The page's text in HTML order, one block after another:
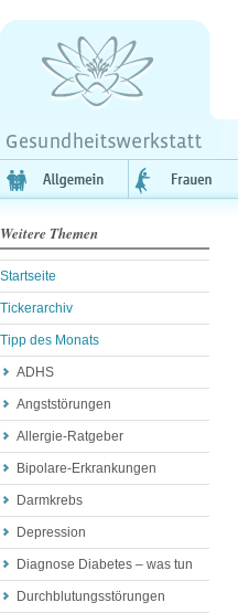
Weitere Themen
Startseite
Tickerarchiv
Tipp des Monats
ADHS
Angststörungen
Allergie-Ratgeber
Bipolare-Erkrankungen
Darmkrebs
Depression
Diagnose Diabetes – was tun
Durchblutungsstörungen